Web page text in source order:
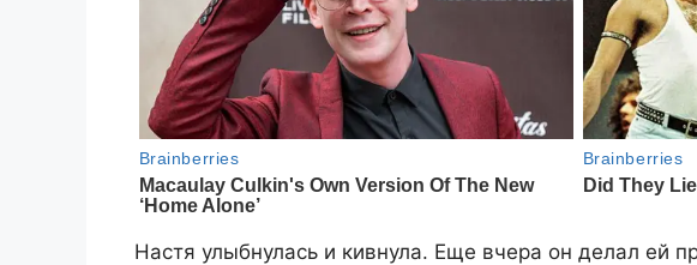
Настя улыбнулась и кивнула. Еще вчера он делал ей